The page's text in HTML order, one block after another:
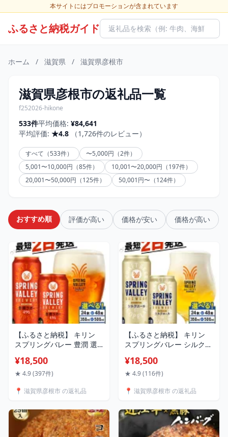
本サイトにはプロモーションが含まれています
ふるさと納税ガイド
ホーム / 滋賀県 / 滋賀県彦根市
滋賀県彦根市の返礼品一覧
f252026-hikone
533件平均価格: ¥84,641
平均評価: ★4.8 （1,726件のレビュー）
すべて（533件）
〜5,000円（2件）
5,001〜10,000円（85件）
10,001〜20,000円（197件）
20,001〜50,000円（125件）
50,001円〜（124件）
おすすめ順 評価が高い 価格が安い 価格が高い
【ふるさと納税】 キリン
スプリングバレー 豊潤 選
500ml 24本 48本 定期便 ク
ラフトビール キリンビール
3回 6回 9回 12回 お酒 缶ビ
晩酌 定番 キャンプ お歳暮
ギフト 贈答 滋賀 彦根
¥18,500
★ 4.9 (397件)
📍 滋賀県彦根市 の返礼品
【ふるさと納税】 キリン
スプリングバレー シルクエ
350ml 500ml 24本 48本 白
定期便 クラフトビール 麒
回 12回 お酒 ケース 缶ビー
ベキュー 晩酌 定番 キャン
プ お歳暮 ギフト 贈答 滋賀
彦根
¥18,500
★ 4.9 (116件)
📍 滋賀県彦根市 の返礼品